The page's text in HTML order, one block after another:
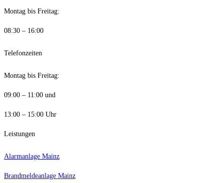
Montag bis Freitag:
08:30 – 16:00
Telefonzeiten
Montag bis Freitag:
09:00 – 11:00 und
13:00 – 15:00 Uhr
Leistungen
Alarmanlage Mainz
Brandmeldeanlage Mainz